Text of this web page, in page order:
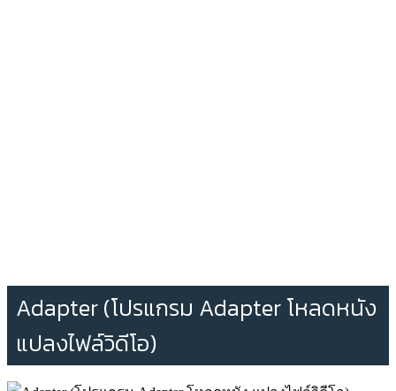
Adapter (โปรแกรม Adapter โหลดหนัง
แปลงไฟล์วิดีโอ)